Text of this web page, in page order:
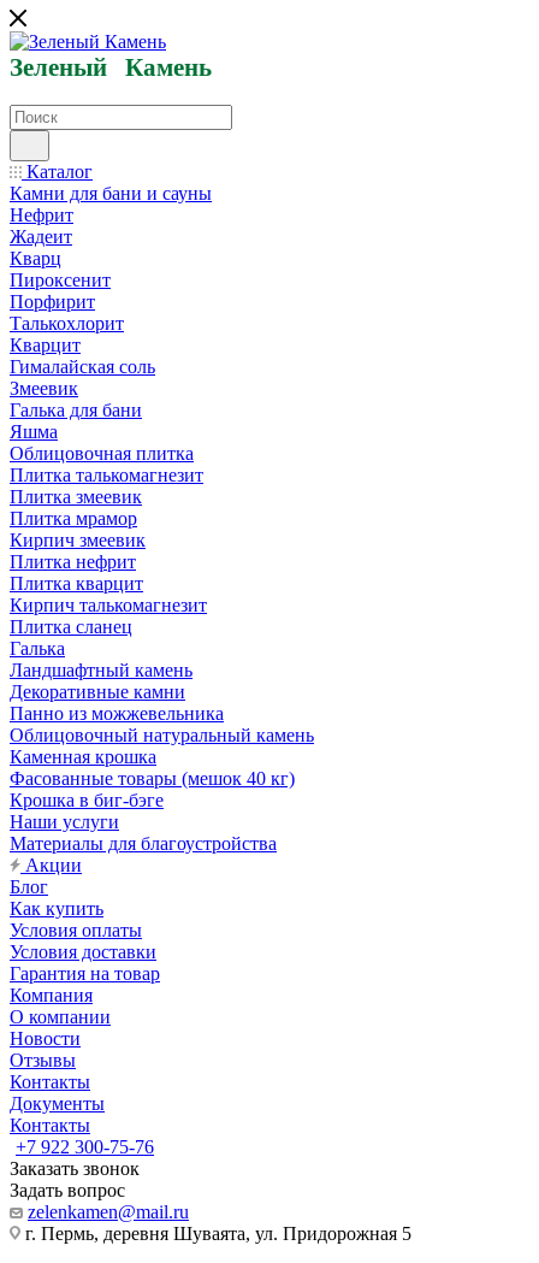
Зеленый Камень
Каталог
Камни для бани и сауны
Нефрит
Жадеит
Кварц
Пироксенит
Порфирит
Талькохлорит
Кварцит
Гималайская соль
Змеевик
Галька для бани
Яшма
Облицовочная плитка
Плитка талькомагнезит
Плитка змеевик
Плитка мрамор
Кирпич змеевик
Плитка нефрит
Плитка кварцит
Кирпич талькомагнезит
Плитка сланец
Галька
Ландшафтный камень
Декоративные камни
Панно из можжевельника
Облицовочный натуральный камень
Каменная крошка
Фасованные товары (мешок 40 кг)
Крошка в биг-бэге
Наши услуги
Материалы для благоустройства
Акции
Блог
Как купить
Условия оплаты
Условия доставки
Гарантия на товар
Компания
О компании
Новости
Отзывы
Контакты
Документы
Контакты
+7 922 300-75-76
Заказать звонок
Задать вопрос
zelenkamen@mail.ru
г. Пермь, деревня Шуваята, ул. Придорожная 5